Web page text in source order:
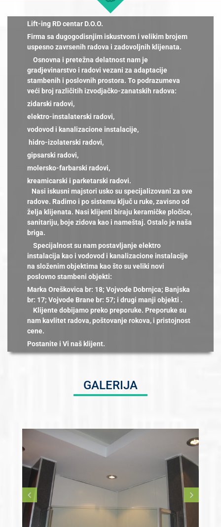
Lift-ing RD centar D.O.O.
Firma sa dugogodisnjim iskustvom i velikim brojem
uspesno zavrsenih radova i zadovoljnih klijenata.
Osnovna i pretežna delatnost nam je
gradjevinarstvo i radovi vezani za adaptacije
stambenih i poslovnih prostora. To podrazumeva
veći broj različitih izvodjačko-zanatskih radova:
zidarski radovi,
elektro-instalaterski radovi,
vodovod i kanalizacione instalacije,
hidro-izolaterski radovi,
gipsarski radovi,
molersko-farbarski radovi,
kreamicarski i parketarski radovi.
Nasi iskusni majstori usko su specijalizovani za sve
radove. Radimo i po sistemu ključ u ruke, zavisno od
želja klijenata. Nasi klijenti biraju keramičke pločice,
sanitariju, boje zidova kao i nameštaj. Ostalo je naša
briga.
Specijalnost su nam postavljanje elektro
instalacija kao i vodovod i kanalizacione instalacije
na složenim objektima kao što su veliki novi
poslovno stambeni objekti:
Marka Oreškovica br: 18; Vojvode Dobrnjca; Banjska
br: 17; Vojvode Brane br: 57; i drugi manji objekti .
Klijente dobijamo preko preporuke. Preporuke su
nam kavlitet radova, poštovanje rokova, i pristojnost
cene.
Postanite i Vi naš klijent.
GALERIJA